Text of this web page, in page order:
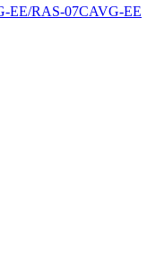
EE/RAS-07CAVG-EE